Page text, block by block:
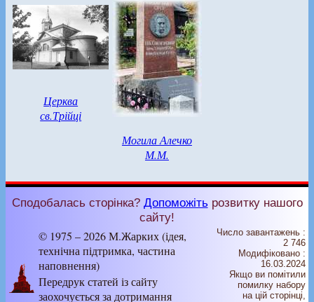
Церква
св.Трійці
Могила Алечко
М.М.
Сподобалась сторінка? Допоможіть розвитку нашого
сайту!
© 1975 – 2026 М.Жарких (ідея,
технічна підтримка, частина
наповнення)
Передрук статей із сайту
заохочується за дотримання
Число завантажень :
2 746
Модифіковано :
16.03.2024
Якщо ви помітили
помилку набору
на цiй сторiнцi,